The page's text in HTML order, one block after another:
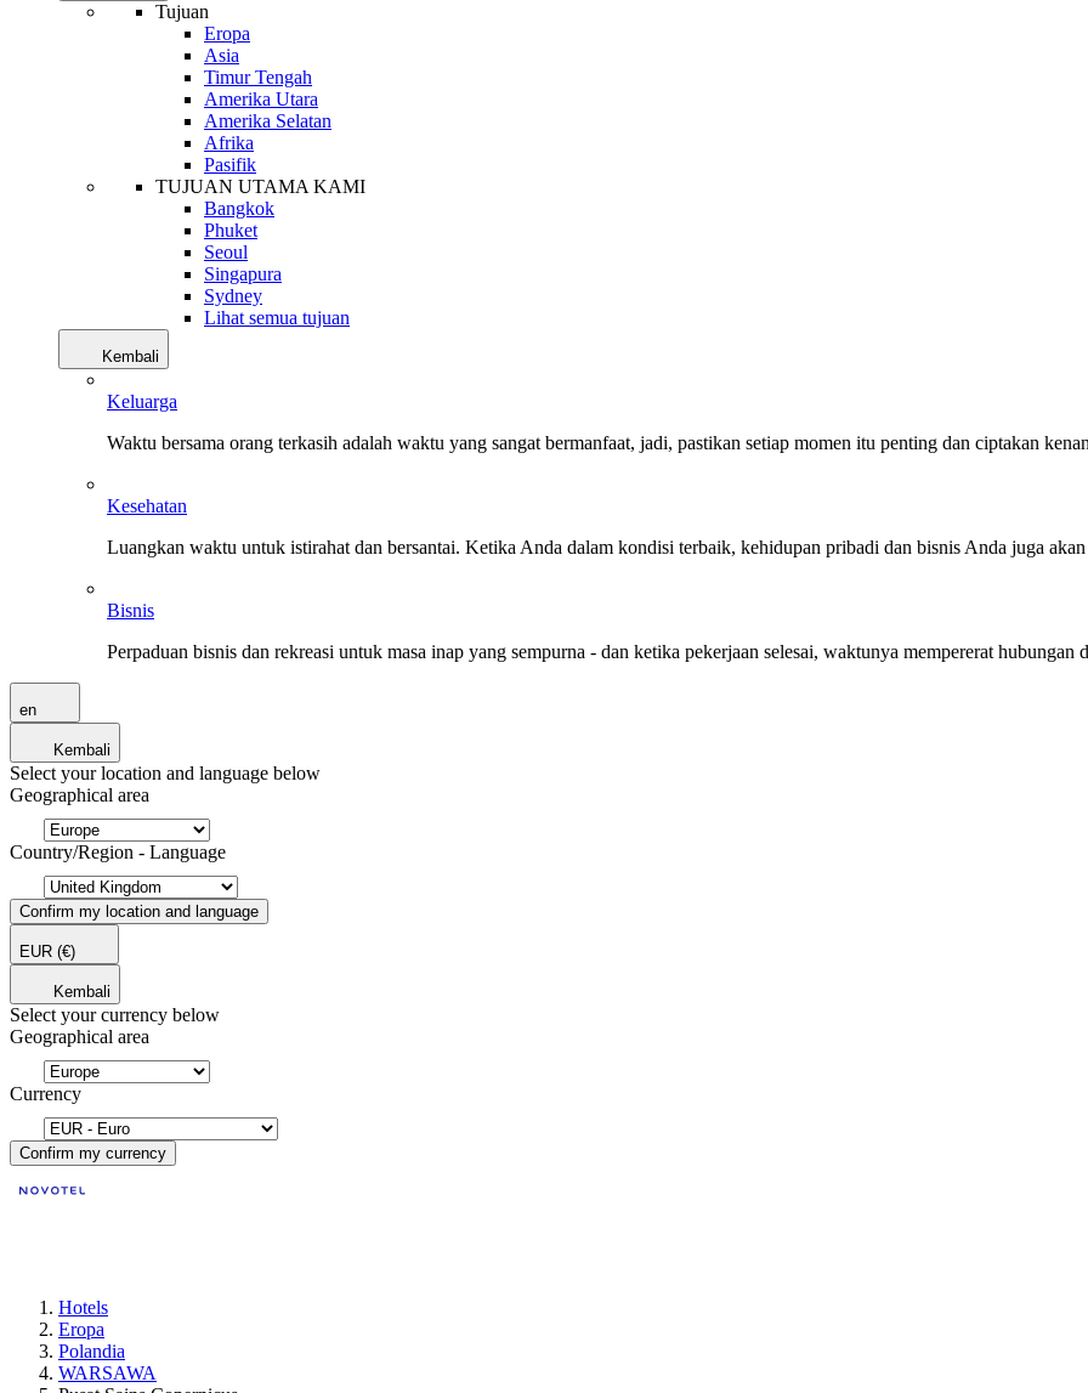
Tujuan
Eropa
Asia
Timur Tengah
Amerika Utara
Amerika Selatan
Afrika
Pasifik
TUJUAN UTAMA KAMI
Bangkok
Phuket
Seoul
Singapura
Sydney
Lihat semua tujuan
Kembali
Keluarga
Waktu bersama orang terkasih adalah waktu yang sangat bermanfaat, jadi, pastikan setiap momen itu penting dan ciptakan
Kesehatan
Luangkan waktu untuk istirahat dan bersantai. Ketika Anda dalam kondisi terbaik, kehidupan pribadi dan bisnis Anda juga
Bisnis
Perpaduan bisnis dan rekreasi untuk masa inap yang sempurna - dan ketika pekerjaan selesai, waktunya mempererat hubungan
en
Kembali
Select your location and language below
Geographical area
Country/Region - Language
Confirm my location and language
EUR (€)
Kembali
Select your currency below
Geographical area
Currency
Confirm my currency
Hotels
Eropa
Polandia
WARSAWA